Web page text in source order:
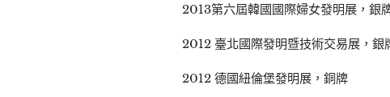
2013第六屆韓國國際婦女發明展，銀
2012 臺北國際發明暨技術交易展，銀
2012 德國紐倫堡發明展，銅牌